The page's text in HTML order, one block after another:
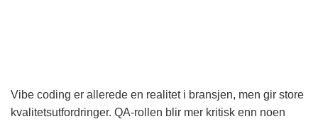
Vibe coding er allerede en realitet i bransjen, men gir store
kvalitetsutfordringer. QA-rollen blir mer kritisk enn noen